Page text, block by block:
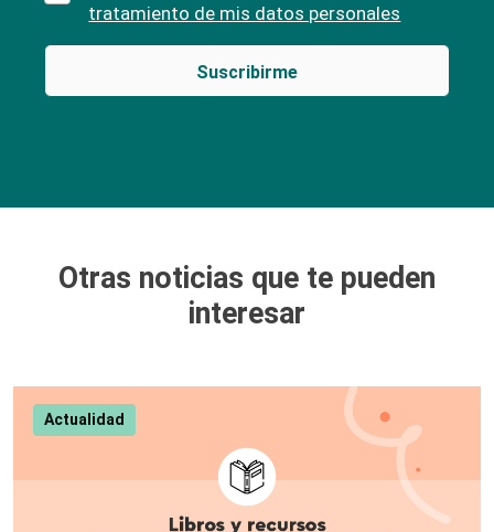
tratamiento de mis datos personales
Otras noticias que te pueden
interesar
Actualidad